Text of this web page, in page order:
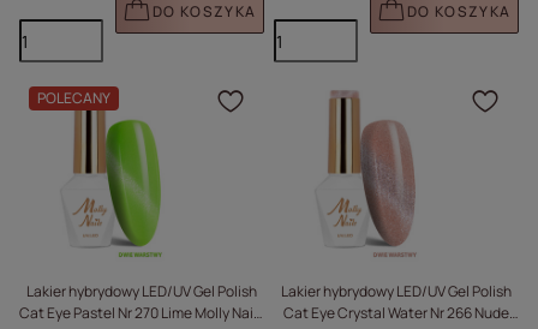
DO KOSZYKA DO KOSZYKA
POLECANY
Lakier hybrydowy LED/UV Gel Polish
Cat Eye Pastel Nr 270 Lime Molly Nails
Kliknij, aby dodać
Lakier hybrydowy LED/UV Gel Polish
Cat Eye Crystal Water Nr 266 Nude